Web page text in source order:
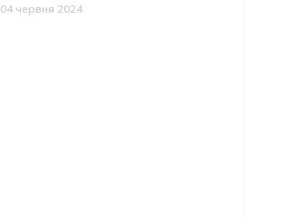
Дата публікації
04 червня 2024